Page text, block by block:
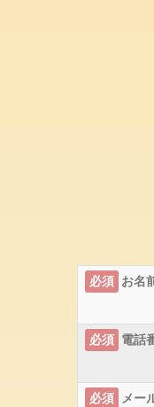
必須 お名
必須 電話
必須 メー